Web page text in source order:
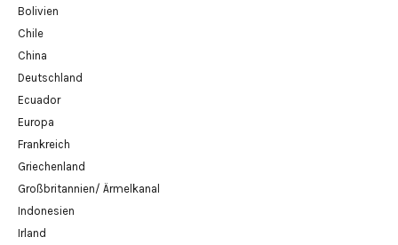
Bolivien
Chile
China
Deutschland
Ecuador
Europa
Frankreich
Griechenland
Großbritannien/ Ärmelkanal
Indonesien
Irland